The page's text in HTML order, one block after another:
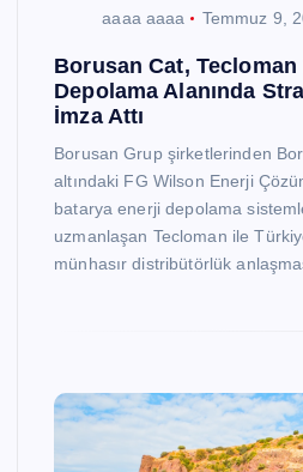
aaaa aaaa Temmuz 9,
Borusan Cat,
Depolama Alanında
İmza Attı
Borusan Grup şirketlerinden
altındaki FG Wilson Enerji
batarya enerji depolama
uzmanlaşan Tecloman ile
münhasır distribütörlük